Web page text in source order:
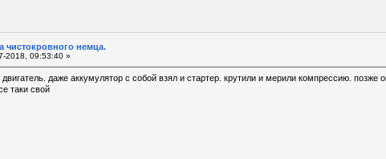
чистокровного немца.
2018, 09:53:40 »
даже аккумулятор с собой взял и стартер. крутили и мерили компрессию. позже
таки свой